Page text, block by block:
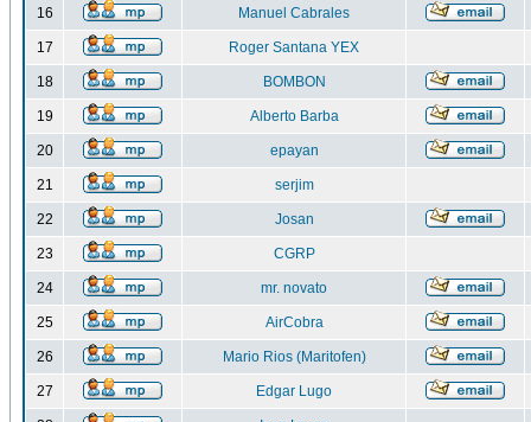
16 Manuel Cabrales
17 Roger Santana YEX
18 BOMBON
19 Alberto Barba
20 epayan
21 serjim
22 Josan
23 CGRP
24 mr. novato
25 AirCobra
26 Mario Rios (Maritofen)
27 Edgar Lugo